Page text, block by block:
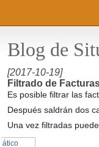
Blog de
[2017-10-19]
Filtrado de
Es posible filtrar las
Después saldrán dos
Una vez filtradas